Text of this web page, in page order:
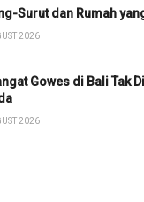
Surut dan Rumah
2026
Gowes di Bali Tak
2026